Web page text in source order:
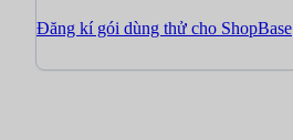
Đăng kí gói dùng thử cho ShopBase